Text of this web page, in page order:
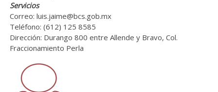
Servicios
Correo: luis.jaime@bcs.gob.mx
Teléfono: (612) 125 8585
Dirección: Durango 800 entre Allende y Bravo, Col.
Fraccionamiento Perla